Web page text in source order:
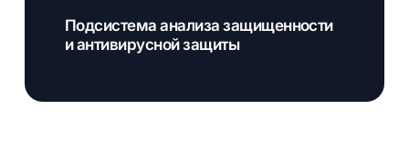
Подсистема анализа защищенности
и антивирусной защиты